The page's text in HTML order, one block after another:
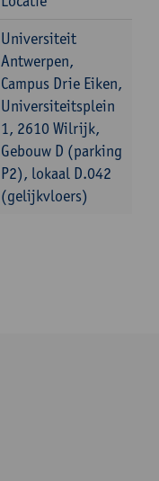
Universiteit
Antwerpen,
Campus Drie Eiken,
Universiteitsplein
1, 2610 Wilrijk,
Gebouw D (parking
P2), lokaal D.042
(gelijkvloers)